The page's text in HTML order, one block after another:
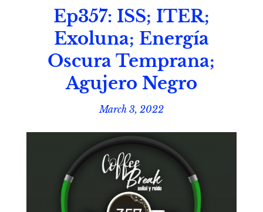
Ep357: ISS; ITER;
Exoluna; Energía
Oscura Temprana;
Agujero Negro
March 3, 2022